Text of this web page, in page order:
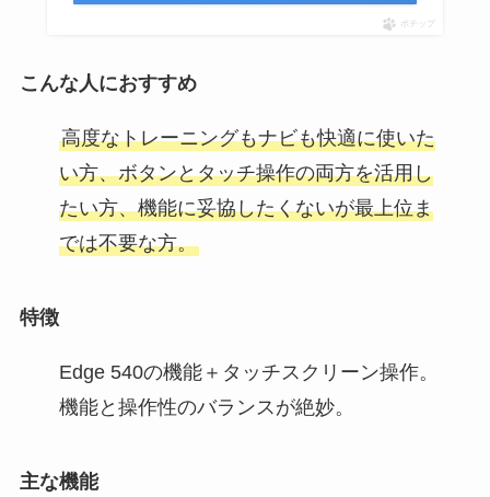
ポチップ
こんな人におすすめ
高度なトレーニングもナビも快適に使いた
い方、ボタンとタッチ操作の両方を活用し
たい方、機能に妥協したくないが最上位ま
では不要な方。
特徴
Edge 540の機能＋タッチスクリーン操作。
機能と操作性のバランスが絶妙。
主な機能